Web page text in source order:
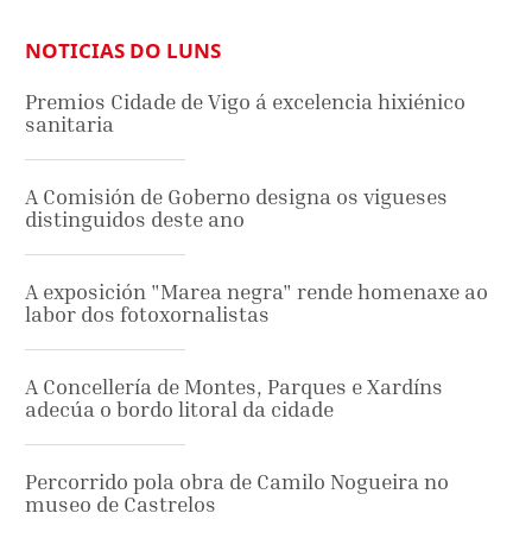
NOTICIAS DO LUNS
Premios Cidade de Vigo á excelencia hixiénico
sanitaria
A Comisión de Goberno designa os vigueses
distinguidos deste ano
A exposición "Marea negra" rende homenaxe ao
labor dos fotoxornalistas
A Concellería de Montes, Parques e Xardíns
adecúa o bordo litoral da cidade
Percorrido pola obra de Camilo Nogueira no
museo de Castrelos